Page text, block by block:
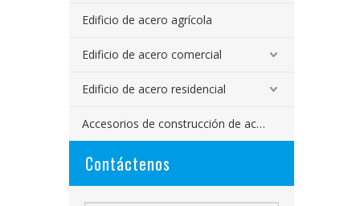
Edificio de acero agrícola
Edificio de acero comercial
Edificio de acero residencial
Accesorios de construcción de acero
Contáctenos